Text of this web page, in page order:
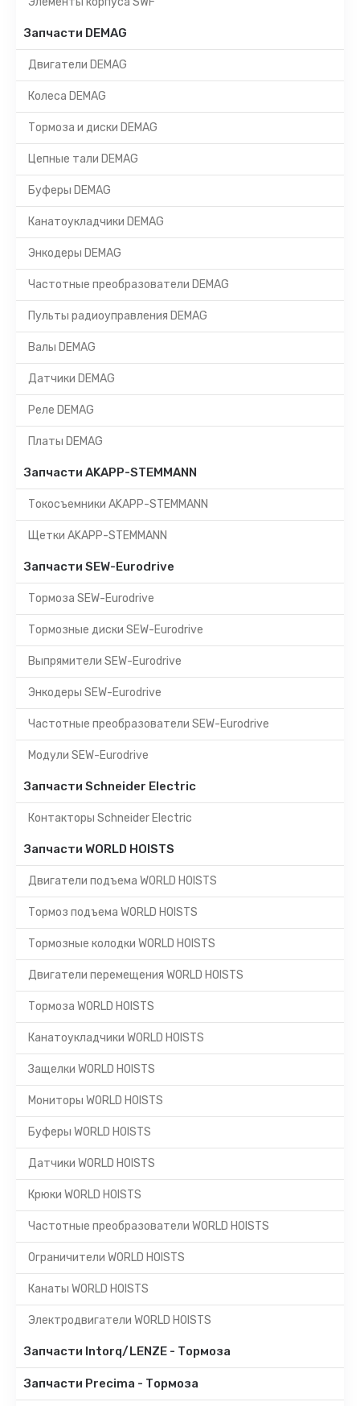
Запчасти DEMAG
Двигатели DEMAG
Колеса DEMAG
Тормоза и диски DEMAG
Цепные тали DEMAG
Буферы DEMAG
Канатоукладчики DEMAG
Энкодеры DEMAG
Частотные преобразователи DEMAG
Пульты радиоуправления DEMAG
Валы DEMAG
Датчики DEMAG
Реле DEMAG
Платы DEMAG
Запчасти AKAPP-STEMMANN
Токосъемники AKAPP-STEMMANN
Щетки AKAPP-STEMMANN
Запчасти SEW-Eurodrive
Тормоза SEW-Eurodrive
Тормозные диски SEW-Eurodrive
Выпрямители SEW-Eurodrive
Энкодеры SEW-Eurodrive
Частотные преобразователи SEW-Eurodrive
Модули SEW-Eurodrive
Запчасти Schneider Electric
Контакторы Schneider Electric
Запчасти WORLD HOISTS
Двигатели подъема WORLD HOISTS
Тормоз подъема WORLD HOISTS
Тормозные колодки WORLD HOISTS
Двигатели перемещения WORLD HOISTS
Тормоза WORLD HOISTS
Канатоукладчики WORLD HOISTS
Защелки WORLD HOISTS
Мониторы WORLD HOISTS
Буферы WORLD HOISTS
Датчики WORLD HOISTS
Крюки WORLD HOISTS
Частотные преобразователи WORLD HOISTS
Ограничители WORLD HOISTS
Канаты WORLD HOISTS
Электродвигатели WORLD HOISTS
Запчасти Intorq/LENZE - Тормоза
Запчасти Precima - Тормоза